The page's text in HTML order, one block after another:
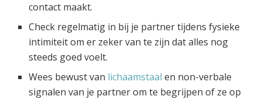
contact maakt.
Check regelmatig in bij je partner tijdens fysieke
intimiteit om er zeker van te zijn dat alles nog
steeds goed voelt.
Wees bewust van lichaamstaal en non-verbale
signalen van je partner om te begrijpen of ze op